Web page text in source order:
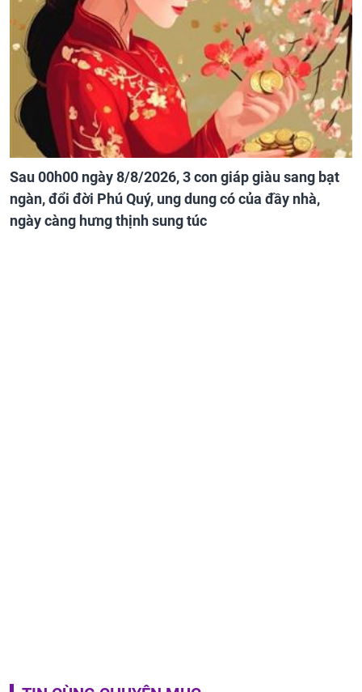
Sau 00h00 ngày 8/8/2026, 3 con giáp giàu sang bạt
ngàn, đổi đời Phú Quý, ung dung có của đầy nhà,
ngày càng hưng thịnh sung túc